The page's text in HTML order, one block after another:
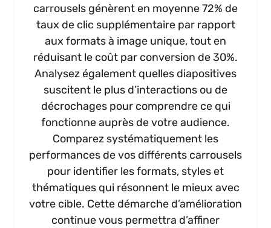
carrousels génèrent en moyenne 72% de
taux de clic supplémentaire par rapport
aux formats à image unique, tout en
réduisant le coût par conversion de 30%.
Analysez également quelles diapositives
suscitent le plus d’interactions ou de
décrochages pour comprendre ce qui
fonctionne auprès de votre audience.
Comparez systématiquement les
performances de vos différents carrousels
pour identifier les formats, styles et
thématiques qui résonnent le mieux avec
votre cible. Cette démarche d’amélioration
continue vous permettra d’affiner